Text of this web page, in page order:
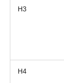
H3
H4